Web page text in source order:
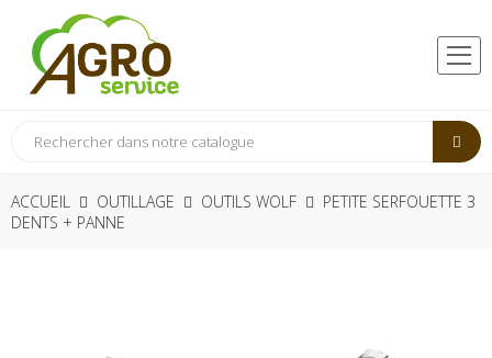
ACCUEIL OUTILLAGE OUTILS WOLF
PETITE SERFOUETTE 3
DENTS + PANNE